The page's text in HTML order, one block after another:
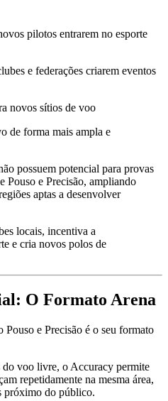
pilotos entrarem no esporte
e federações criarem eventos
novos sítios de voo
de forma mais ampla e
possuem potencial para provas
Pouso e Precisão, ampliando
aptas a desenvolver
locais, incentiva a
e cria novos polos de
O Formato Arena
e Precisão é o seu formato
do voo livre, o Accuracy permite
repetidamente na mesma área,
próximo do público.